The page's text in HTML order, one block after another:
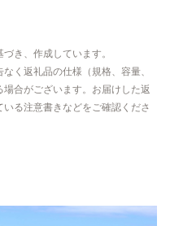
き、作成しています。
く返礼品の仕様（規格、容量、
合がございます。お届けした返
る注意書きなどをご確認くださ